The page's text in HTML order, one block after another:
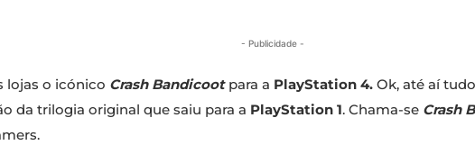
- Publicidade -
lojas o icónico Crash Bandicootpara a PlayStation 4. Ok, até aí
da trilogia original que saiu para a PlayStation 1. Chama-se Crash